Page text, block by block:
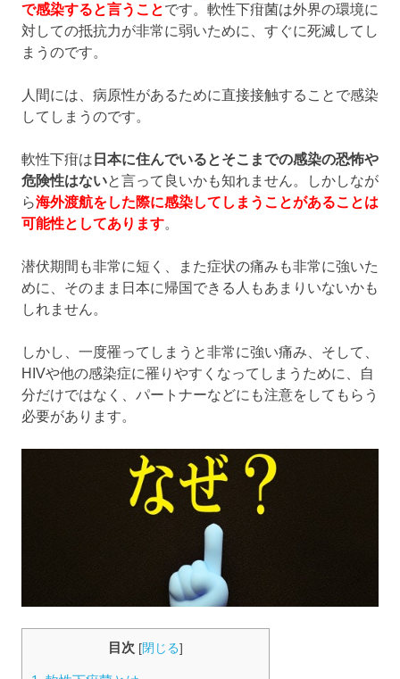
で感染すると言うことです。軟性下疳菌は外界の環境に
対しての抵抗力が非常に弱いために、すぐに死滅してし
まうのです。
人間には、病原性があるために直接接触することで感染
してしまうのです。
軟性下疳は 日本に住んでいるとそこまでの感染の恐怖や
危険性はないと言って良いかも知れません。しかしなが
ら海外渡航をした際に感染してしまうことがあることは
可能性としてあります。
潜伏期間も非常に短く、また症状の痛みも非常に強いた
めに、そのまま日本に帰国できる人もあまりいないかも
しれません。
しかし、一度罹ってしまうと非常に強い痛み、そして、
HIVや他の感染症に罹りやすくなってしまうために、自
分だけではなく、パートナーなどにも注意をしてもらう
必要があります。
目次 [閉じる]